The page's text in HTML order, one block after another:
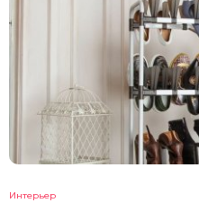
Интерьер